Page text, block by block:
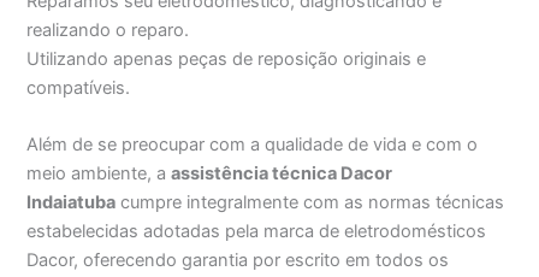
realizando o reparo.
Utilizando apenas peças de reposição originais e
compatíveis.
Além de se preocupar com a qualidade de vida e com o
meio ambiente, aassistência técnica Dacor
Indaiatuba cumpre integralmente com as normas técnicas
estabelecidas adotadas pela marca de eletrodomésticos
Dacor, oferecendo garantia por escrito em todos os